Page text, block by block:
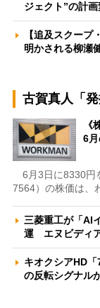
ジェクト”の計
【追及スクー
明かされる柳瀬
古賀真人「発
《
6
6月3日に8330円
7564）の株価は、
三菱重工が「AI
運 エヌビディ
キオクシアHD
の反転シグナ